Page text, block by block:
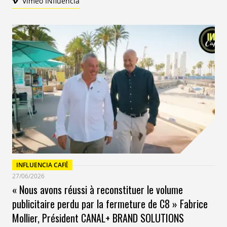
INFLUENCIA CAFÉ
27/06/2026
« Nous avons réussi à reconstituer le volume
publicitaire perdu par la fermeture de C8 » Fabrice
Mollier, Président CANAL+ BRAND SOLUTIONS